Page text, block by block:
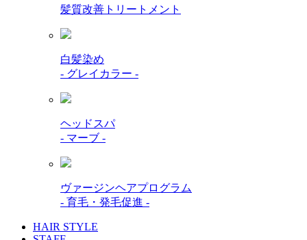
髪質改善トリートメント
白髪染め
- グレイカラー -
ヘッドスパ
- マーブ -
ヴァージンヘアプログラム
- 育毛・発毛促進 -
HAIR STYLE